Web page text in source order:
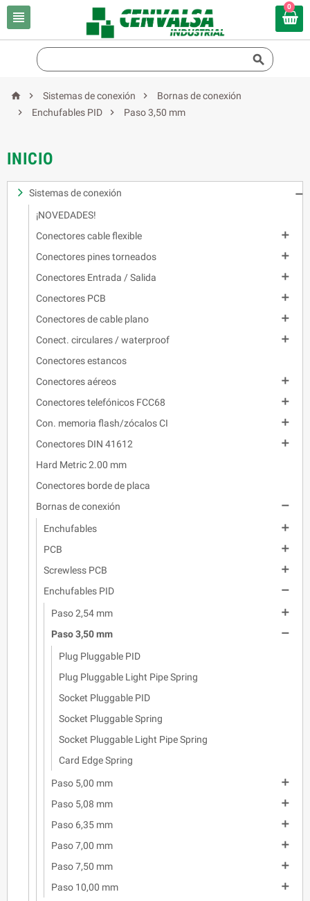

0

  Sistemas de conexión 
Bornas de conexión

Enchufables PID  Paso 3,50 mm
INICIO
Sistemas de conexión

¡NOVEDADES!
Conectores cable flexible

Conectores pines torneados

Conectores Entrada / Salida

Conectores PCB

Conectores de cable plano

Conect. circulares / waterproof

Conectores estancos
Conectores aéreos

Conectores telefónicos FCC68

Con. memoria flash/zócalos CI

Conectores DIN 41612

Hard Metric 2.00 mm
Conectores borde de placa
Bornas de conexión

Enchufables

PCB

Screwless PCB

Enchufables PID

Paso 2,54 mm

Paso 3,50 mm

Plug Pluggable PID
Plug Pluggable Light Pipe Spring
Socket Pluggable PID
Socket Pluggable Spring
Socket Pluggable Light Pipe Spring
Card Edge Spring
Paso 5,00 mm

Paso 5,08 mm

Paso 6,35 mm

Paso 7,00 mm

Paso 7,50 mm

Paso 10,00 mm
